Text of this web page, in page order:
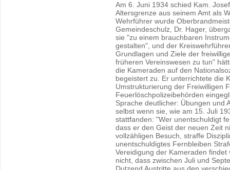
Am 6. Juni 1934 schied Kam.
Altersgrenze aus seinem Amt als
Wehrführer wurde
Gemeindeschulz, Dr. Hager,
sie "zu einem brauchbaren
gestalten", und der
Grundlagen und Ziele der
früheren Vereinswesen zu tun"
die Kameraden auf den
begeistert zu. Er unterrichtete die
Umstrukturierung der Freiwilligen
Feuerlöschpolizeibehörden
Sprache deutlicher: Übungen und
selbst wenn sie, wie am 15. Juli
stattfanden: "Wer unentschuldigt
dass er den Geist der neuen Zeit
vollzähligen Besuch, straffe
unentschuldigtes Fernbleiben
Vereidigung der Kameraden
nicht, dass zwischen Juli und